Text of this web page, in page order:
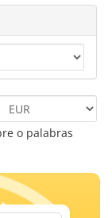
o palabras